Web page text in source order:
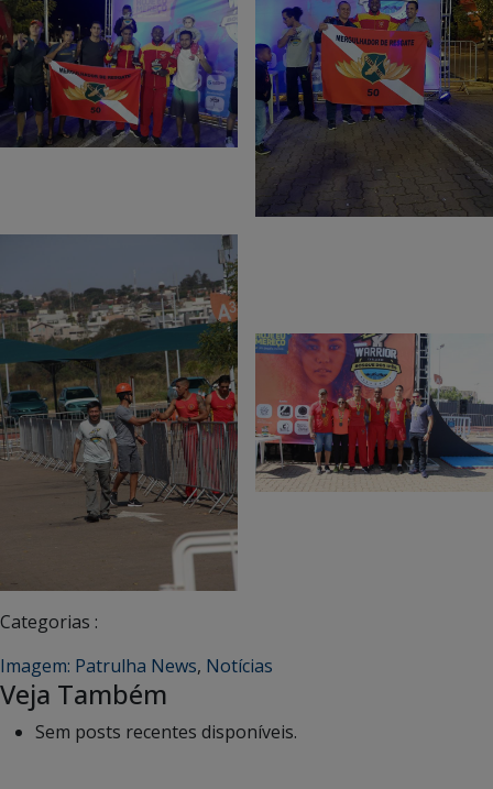
Categorias :
Imagem: Patrulha News, Notícias
Veja Também
Sem posts recentes disponíveis.